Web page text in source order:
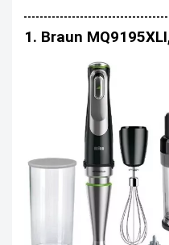
1. Braun